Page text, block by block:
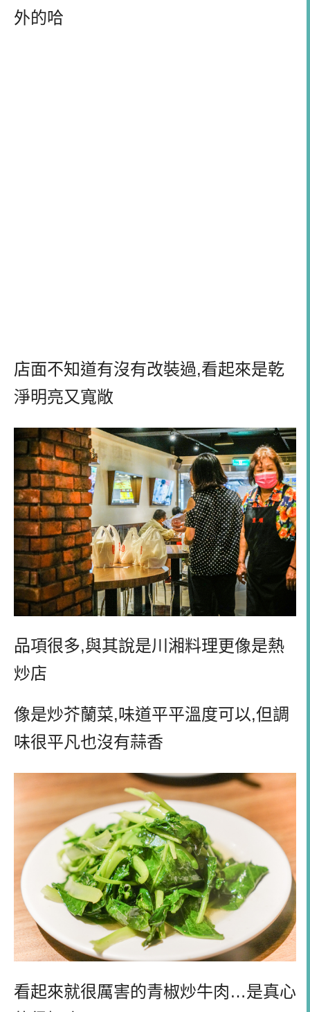
外的哈
店面不知道有沒有改裝過,看起來是乾
淨明亮又寬敞
品項很多,與其說是川湘料理更像是熱
炒店
像是炒芥蘭菜,味道平平溫度可以,但調
味很平凡也沒有蒜香
看起來就很厲害的青椒炒牛肉…是真心